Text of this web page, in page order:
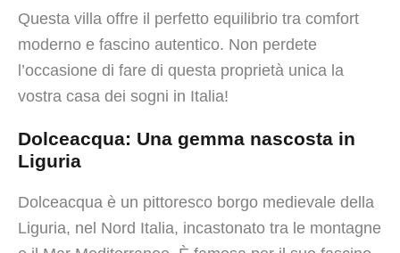
Questa villa offre il perfetto equilibrio tra comfort
moderno e fascino autentico. Non perdete
l’occasione di fare di questa proprietà unica la
vostra casa dei sogni in Italia!
Dolceacqua: Una gemma nascosta in
Liguria
Dolceacqua è un pittoresco borgo medievale della
Liguria, nel Nord Italia, incastonato tra le montagne